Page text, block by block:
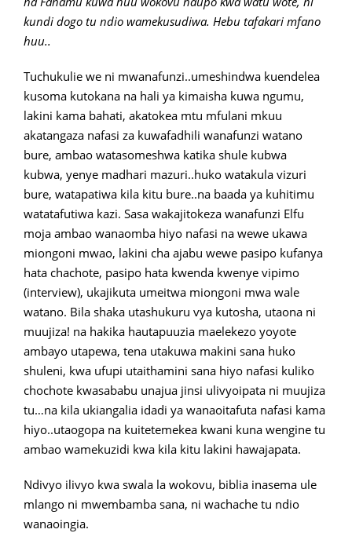
kundi dogo tu ndio wamekusudiwa. Hebu tafakari mfano
huu..
Tuchukulie we ni mwanafunzi..umeshindwa kuendelea
kusoma kutokana na hali ya kimaisha kuwa ngumu,
lakini kama bahati, akatokea mtu mfulani mkuu
akatangaza nafasi za kuwafadhili wanafunzi watano
bure, ambao watasomeshwa katika shule kubwa
kubwa, yenye madhari mazuri..huko watakula vizuri
bure, watapatiwa kila kitu bure..na baada ya kuhitimu
watatafutiwa kazi. Sasa wakajitokeza wanafunzi Elfu
moja ambao wanaomba hiyo nafasi na wewe ukawa
miongoni mwao, lakini cha ajabu wewe pasipo kufanya
hata chachote, pasipo hata kwenda kwenye vipimo
(interview), ukajikuta umeitwa miongoni mwa wale
watano. Bila shaka utashukuru vya kutosha, utaona ni
muujiza! na hakika hautapuuzia maelekezo yoyote
ambayo utapewa, tena utakuwa makini sana huko
shuleni, kwa ufupi utaithamini sana hiyo nafasi kuliko
chochote kwasababu unajua jinsi ulivyoipata ni muujiza
tu…na kila ukiangalia idadi ya wanaoitafuta nafasi kama
hiyo..utaogopa na kuitetemekea kwani kuna wengine tu
ambao wamekuzidi kwa kila kitu lakini hawajapata.
Ndivyo ilivyo kwa swala la wokovu, biblia inasema ule
mlango ni mwembamba sana, ni wachache tu ndio
wanaoingia.